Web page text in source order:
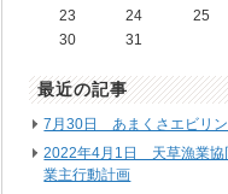
23
24 25
30
31
最近の記事
7月30日 あまくさエビリ
2022年4月1日 天草漁業協
業主行動計画